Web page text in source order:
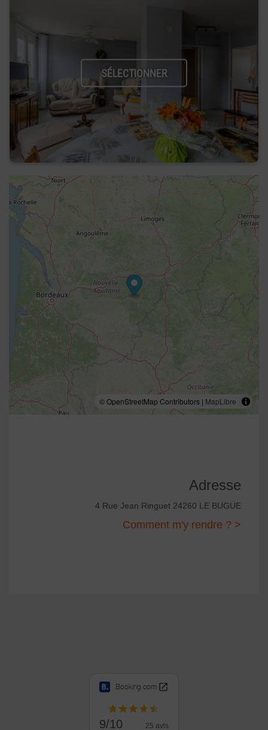
SÉLECTIONNER
© OpenStreetMap Contributors | MapLibre
Adresse
4 Rue Jean Ringuet 24260 LE BUGUE
Comment m'y rendre ? >
Booking.com
9/10 25 avis